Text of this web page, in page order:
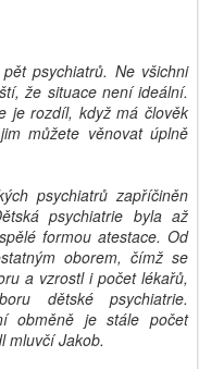
psychiatrů. Ne všichni
že situace není ideální.
je rozdíl, když má člověk
můžete věnovat úplně
psychiatrů zapříčiněn
psychiatrie byla až
formou atestace. Od
oborem, čímž se
a vzrostl i počet lékařů,
dětské psychiatrie.
obměně je stále počet
mluvčí Jakob.